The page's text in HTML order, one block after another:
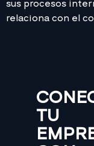
sus procesos
relaciona con el
TU